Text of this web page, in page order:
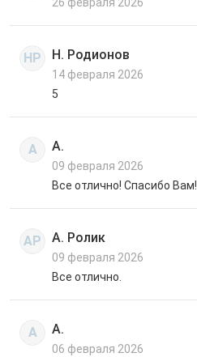
НР Н. Родионов
14 февраля 2026
5
А А.
09 февраля 2026
Все отлично! Спасибо Вам!
АР А. Ролик
09 февраля 2026
Все отлично.
А А.
06 февраля 2026